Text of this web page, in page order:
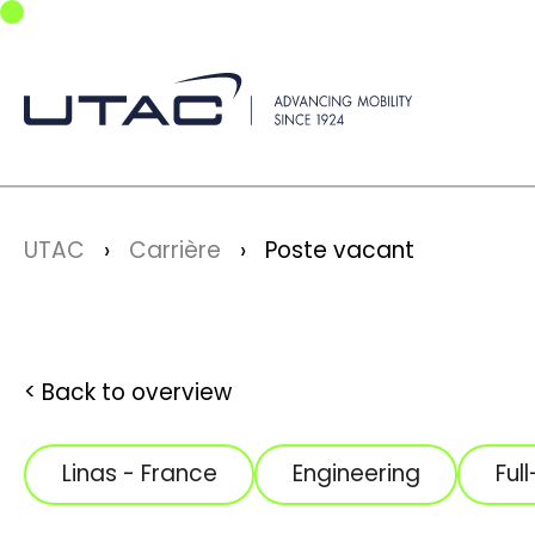
Skip to main navigation
Skip to main content
Skip to page footer
You are here:
UTAC Carrière Poste vacant
Back to overview
Linas - France Engineering